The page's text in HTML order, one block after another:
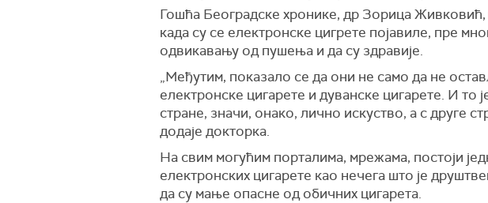
Гошћа Београдске хронике, др Зорица Живковић,
када су се електронске цигрете појавиле, пре
одвикавању од пушења и да су здравије.
„Међутим, показало се да они не само да не
електронске цигарете и дуванске цигарете. И
стране, значи, онако, лично искуство, а с друге
додаје докторка.
На свим могућим порталима, мрежама, постоји
електронских цигарете као нечега што је
да су мање опасне од обичних цигарета.